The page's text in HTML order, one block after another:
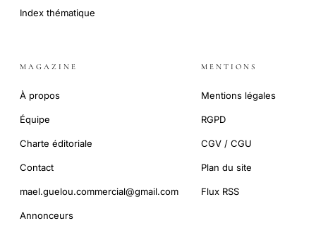
Index thématique
MAGAZINE
À propos
Équipe
Charte éditoriale
Contact
mael.guelou.commercial@gmail.com
Annonceurs
MENTIONS
Mentions légales
RGPD
CGV / CGU
Plan du site
Flux RSS